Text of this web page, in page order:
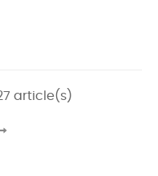
article(s)